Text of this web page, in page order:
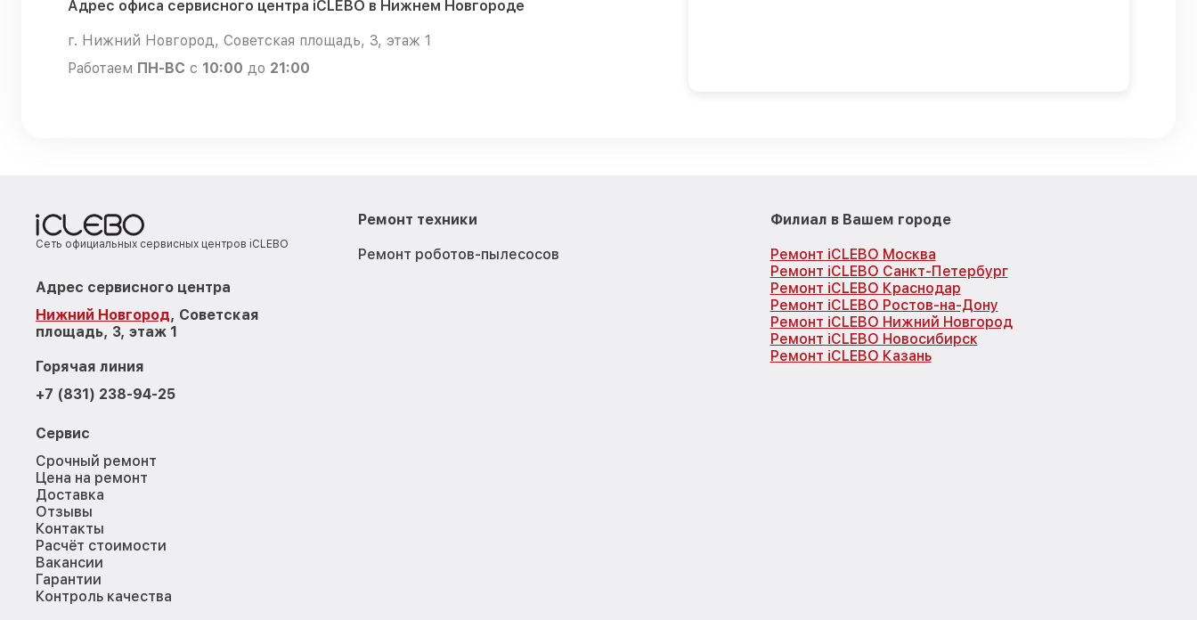
Адрес офиса сервисного центра iCLEBO в Нижнем Новгороде
г. Нижний Новгород, Советская площадь, 3, этаж 1
Работаем ПН-ВС с 10:00 до 21:00
Сеть официальных сервисных центров iCLEBO
Адрес сервисного центра
Нижний Новгород, Советская
площадь, 3, этаж 1
Горячая линия
+7 (831) 238-94-25
Сервис
Срочный ремонт
Цена на ремонт
Доставка
Отзывы
Контакты
Расчёт стоимости
Вакансии
Гарантии
Контроль качества
Ремонт техники
Ремонт роботов-пылесосов
Филиал в Вашем городе
Ремонт iCLEBO Москва
Ремонт iCLEBO Санкт-Петербург
Ремонт iCLEBO Краснодар
Ремонт iCLEBO Ростов-на-Дону
Ремонт iCLEBO Нижний Новгород
Ремонт iCLEBO Новосибирск
Ремонт iCLEBO Казань